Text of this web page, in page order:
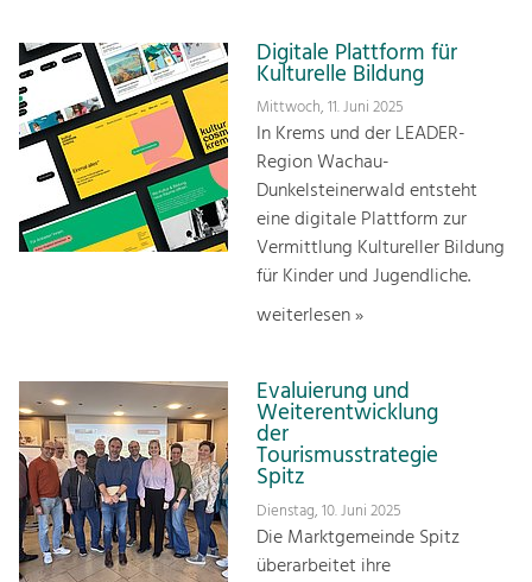
Digitale Plattform für
Kulturelle Bildung
Mittwoch, 11. Juni 2025
In Krems und der LEADER-
Region Wachau-
Dunkelsteinerwald entsteht
eine digitale Plattform zur
Vermittlung Kultureller Bildung
für Kinder und Jugendliche.
weiterlesen »
Evaluierung und
Weiterentwicklung
der
Tourismusstrategie
Spitz
Dienstag, 10. Juni 2025
Die Marktgemeinde Spitz
überarbeitet ihre